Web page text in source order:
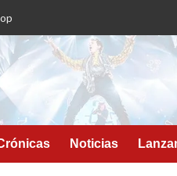
Noticias